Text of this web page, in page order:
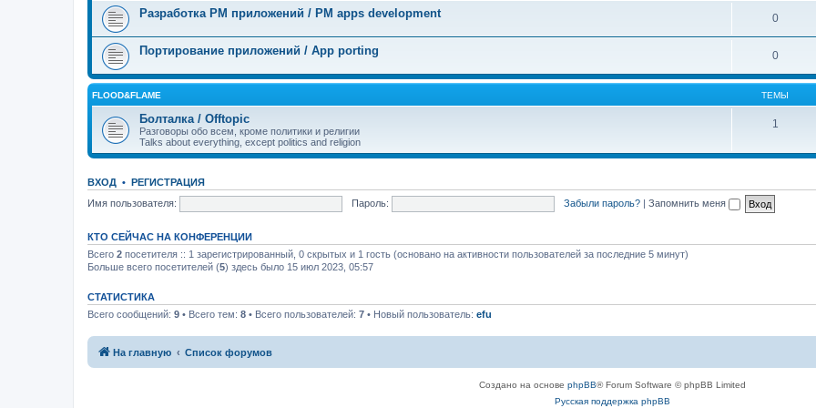
Разработка PM приложений / PM apps development 0
Портирование приложений / App porting 0
FLOOD&FLAME ТЕМЫ
Болталка / Offtopic
Разговоры обо всем, кроме политики и религии
Talks about everything, except politics and religion
1
ВХОД • РЕГИСТРАЦИЯ
Имя пользователя:
Пароль: Забыли пароль? | Запомнить меня
КТО СЕЙЧАС НА КОНФЕРЕНЦИИ
Всего 2 посетителя :: 1 зарегистрированный, 0 скрытых и 1 гость (основано на активности пользователей за последние 5 минут)
Больше всего посетителей (5) здесь было 15 июл 2023, 05:57
СТАТИСТИКА
Всего сообщений: 9 • Всего тем: 8 • Всего пользователей: 7 • Новый пользователь: efu
На главную Список форумов
Создано на основе phpBB® Forum Software © phpBB Limited
Русская поддержка phpBB